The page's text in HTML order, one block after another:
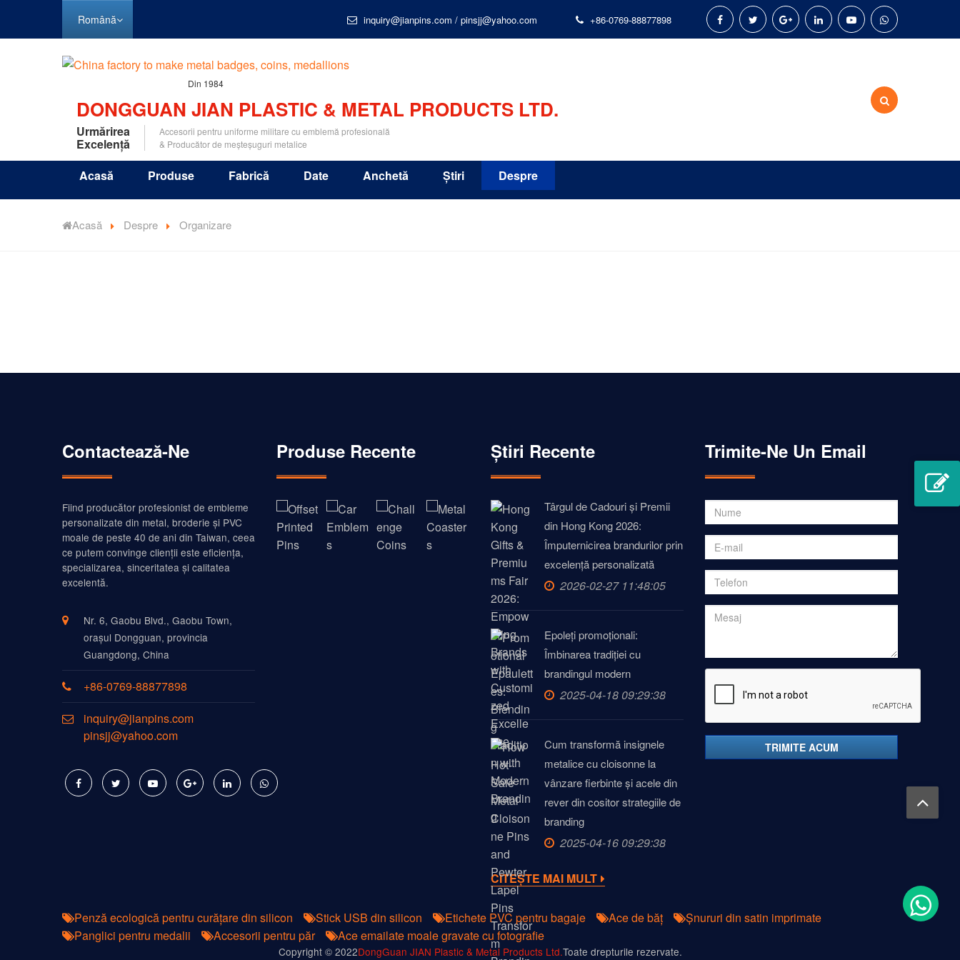
Română inquiry@jianpins.com / pinsjj@yahoo.com +86-0769-88877898
Din 1984
DONGGUAN JIAN PLASTIC & METAL PRODUCTS LTD.
Urmărirea
Excelență
Accesorii pentru uniforme militare cu emblemă profesională
& Producător de meșteșuguri metalice
Acasă Produse Fabrică Date Anchetă Știri Despre
Acasă Despre Organizare
Contactează-Ne
Fiind producător profesionist de embleme
personalizate din metal, broderie și PVC
moale de peste 40 de ani din Taiwan, ceea
ce putem convinge clienții este eficiența,
specializarea, sinceritatea și calitatea
excelentă.
Nr. 6, Gaobu Blvd., Gaobu Town,
orașul Dongguan, provincia
Guangdong, China
+86-0769-88877898
inquiry@jianpins.com
pinsjj@yahoo.com
Produse Recente Știri Recente
Târgul de Cadouri și Premii
din Hong Kong 2026:
Împuternicirea brandurilor prin
excelență personalizată
2026-02-27 11:48:05
Epoleți promoționali:
Îmbinarea tradiției cu
brandingul modern
2025-04-18 09:29:38
Cum transformă insignele
metalice cu cloisonne la
vânzare fierbinte și acele din
rever din cositor strategiile de
branding
2025-04-16 09:29:38
CITEȘTE MAI MULT
Trimite-Ne Un Email
TRIMITE ACUM
Penză ecologică pentru curățare din silicon Stick USB din silicon Etichete PVC pentru bagaje Ace de băț
Șnururi din satin imprimate
Panglici pentru medalii
Accesorii pentru păr Ace emailate moale gravate cu fotografie
Copyright © 2022DongGuan JIAN Plastic & Metal Products Ltd.Toate drepturile rezervate.